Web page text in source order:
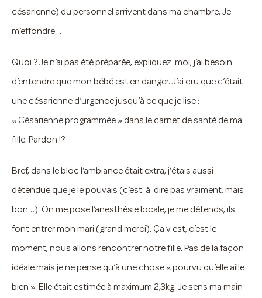
césarienne) du personnel arrivent dans ma chambre. Je
m’effondre…
Quoi ? Je n’ai pas été préparée, expliquez-moi, j’ai besoin
d’entendre que mon bébé est en danger. J’ai cru que c’était
une césarienne d’urgence jusqu’à ce que je lise :
« Césarienne programmée » dans le carnet de santé de ma
fille. Pardon !?
Bref, dans le bloc l’ambiance était extra, j’étais aussi
détendue que je le pouvais (c’est-à-dire pas vraiment, mais
bon…). On me pose l’anesthésie locale, je me détends, ils
font entrer mon mari (grand merci). Ça y est, c’est le
moment, nous allons rencontrer notre fille. Pas de la façon
idéale mais je ne pense qu’à une chose « pourvu qu’elle aille
bien ». Elle était estimée à maximum 2,3kg. Je sens ma main